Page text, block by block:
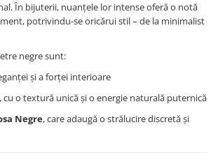
În bijuterii, nuanțele lor intense oferă o notă
potrivindu-se oricărui stil – de la minimalist
negre sunt:
și a forței interioare
, cu o textură unică și o energie naturală puternică
Negre, care adaugă o strălucire discretă și